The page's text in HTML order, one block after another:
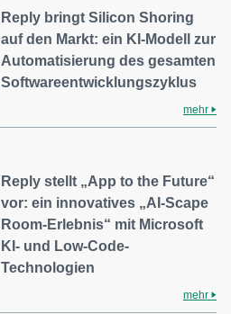
Reply bringt Silicon Shoring
auf den Markt: ein KI-Modell zur
Automatisierung des gesamten
Softwareentwicklungszyklus
mehr
Reply stellt „App to the Future“
vor: ein innovatives „AI-Scape
Room-Erlebnis“ mit Microsoft
KI- und Low-Code-
Technologien
mehr